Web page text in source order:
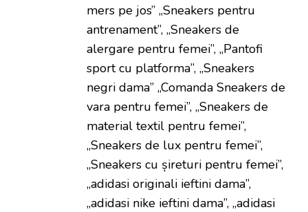
mers pe jos” „Sneakers pentru
antrenament”, „Sneakers de
alergare pentru femei”, „Pantofi
sport cu platforma”, „Sneakers
negri dama” „Comanda Sneakers de
vara pentru femei”, „Sneakers de
material textil pentru femei”,
„Sneakers de lux pentru femei”,
„Sneakers cu șireturi pentru femei”,
„adidasi originali ieftini dama”,
„adidasi nike ieftini dama”, „adidasi